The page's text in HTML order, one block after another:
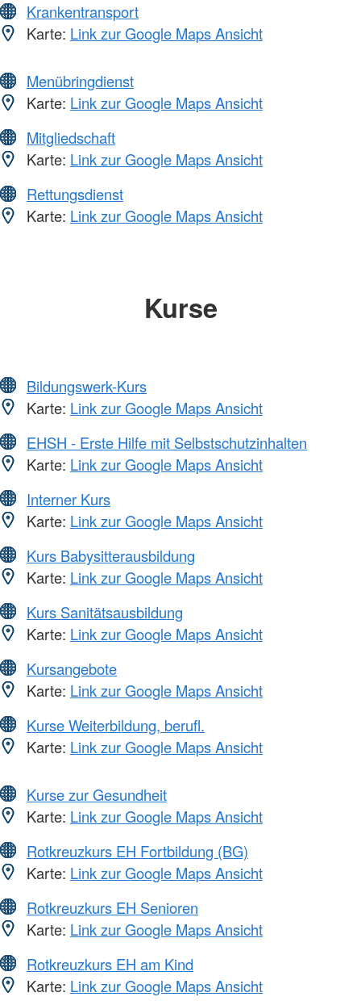
Krankentransport
Karte: Link zur Google Maps Ansicht
Menübringdienst
Karte: Link zur Google Maps Ansicht
Mitgliedschaft
Karte: Link zur Google Maps Ansicht
Rettungsdienst
Karte: Link zur Google Maps Ansicht
Kurse
Bildungswerk-Kurs
Karte: Link zur Google Maps Ansicht
EHSH - Erste Hilfe mit Selbstschutzinhalten
Karte: Link zur Google Maps Ansicht
Interner Kurs
Karte: Link zur Google Maps Ansicht
Kurs Babysitterausbildung
Karte: Link zur Google Maps Ansicht
Kurs Sanitätsausbildung
Karte: Link zur Google Maps Ansicht
Kursangebote
Karte: Link zur Google Maps Ansicht
Kurse Weiterbildung, berufl.
Karte: Link zur Google Maps Ansicht
Kurse zur Gesundheit
Karte: Link zur Google Maps Ansicht
Rotkreuzkurs EH Fortbildung (BG)
Karte: Link zur Google Maps Ansicht
Rotkreuzkurs EH Senioren
Karte: Link zur Google Maps Ansicht
Rotkreuzkurs EH am Kind
Karte: Link zur Google Maps Ansicht